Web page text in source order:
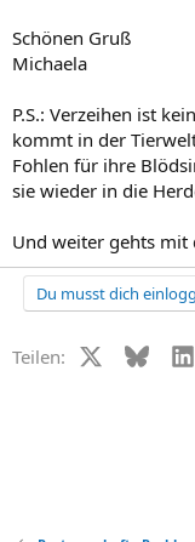
Schönen Gruß
Michaela
P.S.: Verzeihen ist
kommt in der
Fohlen für ihre
sie wieder in die
Und weiter gehts mit
Du musst dich
Teilen: X (Twitter)